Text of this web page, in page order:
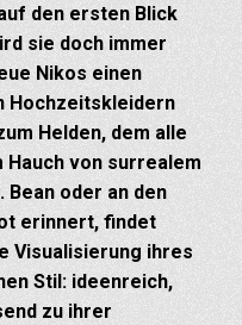
den ersten Blick
sie doch immer
Nikos einen
Hochzeitskleidern
Helden, dem alle
von surrealem
Bean oder an den
erinnert, findet
Visualisierung ihres
Stil: ideenreich,
zu ihrer